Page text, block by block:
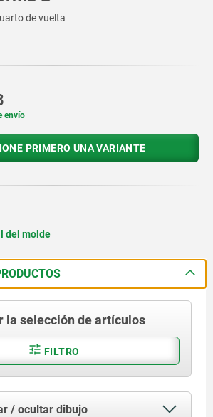
de vuelta
envío
PRIMERO UNA VARIANTE
del molde
la selección de artículos
FILTRO
/ ocultar dibujo